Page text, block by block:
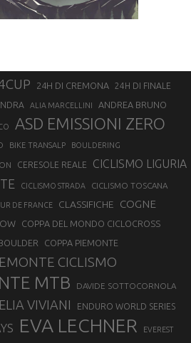
24H DI CREMONA 24H DI FINALE
ALIA MARCELLINI ANDREA BRUNO
ASD EMISSIONI ZERO
BIKE TRANSALP BOULDERING
CERESOLE REALE CICLISMO LIGURIA
CICLISMO STRADA CICLISMO TOSCANA
DE FRANCE CLASSIFICHE COGNE
COPPA DEL MONDO CICLOCROSS
COPPA PIEMONTE
CICLISMO
MTB DAVIDE SOTTOCORNOLA
ELIA VIVIANI ENDURO WORLD SERIES
EVA LECHNER EVEREST